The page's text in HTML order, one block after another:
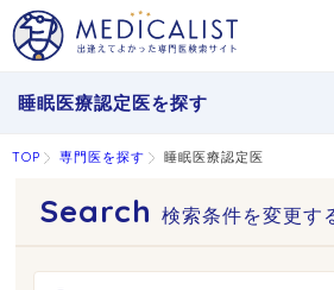
睡眠医療認定医を探す
TOP 専門医を探す 睡眠医療認定医
検索条件を変更す